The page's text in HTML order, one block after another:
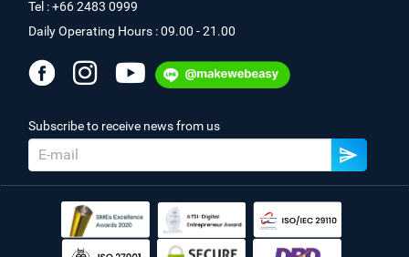
Tel : +66 2483 0999
Daily Operating Hours : 09.00 - 21.00
Subscribe to receive news from us